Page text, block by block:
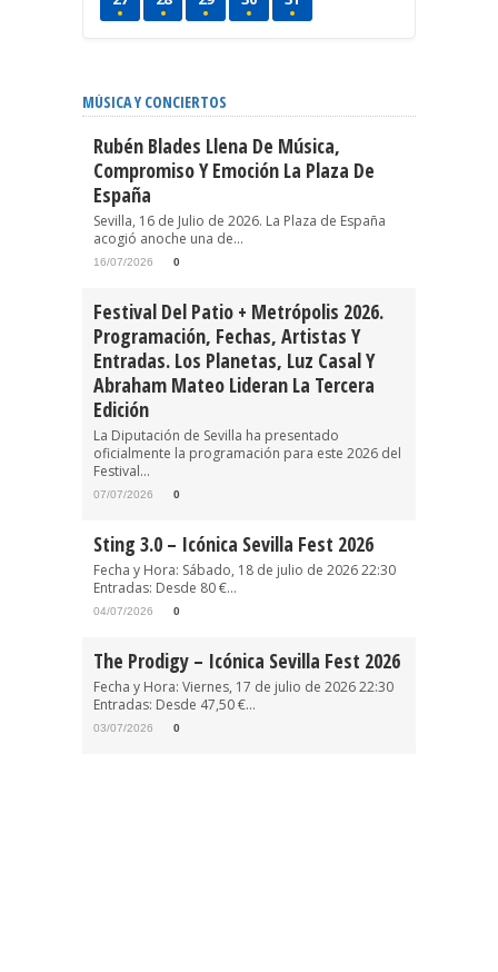
MÚSICA Y CONCIERTOS
Rubén Blades Llena De Música,
Compromiso Y Emoción La Plaza De
España
Sevilla, 16 de Julio de 2026. La Plaza de España
acogió anoche una de...
16/07/2026 0
Festival Del Patio + Metrópolis 2026.
Programación, Fechas, Artistas Y
Entradas. Los Planetas, Luz Casal Y
Abraham Mateo Lideran La Tercera
Edición
La Diputación de Sevilla ha presentado
oficialmente la programación para este 2026 del
Festival...
07/07/2026 0
Sting 3.0 – Icónica Sevilla Fest 2026
Fecha y Hora: Sábado, 18 de julio de 2026 22:30
Entradas: Desde 80 €...
04/07/2026 0
The Prodigy – Icónica Sevilla Fest 2026
Fecha y Hora: Viernes, 17 de julio de 2026 22:30
Entradas: Desde 47,50 €...
03/07/2026 0